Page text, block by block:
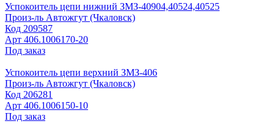
Успокоитель цепи нижний ЗМЗ-40904,40524,40525
Произ-ль Автожгут (Чкаловск)
Код 209587
Арт 406.1006170-20
Под заказ
Успокоитель цепи верхний ЗМЗ-406
Произ-ль Автожгут (Чкаловск)
Код 206281
Арт 406.1006150-10
Под заказ